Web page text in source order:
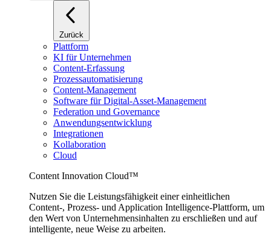
Zurück
Plattform
KI für Unternehmen
Content-Erfassung
Prozessautomatisierung
Content-Management
Software für Digital-Asset-Management
Federation und Governance
Anwendungsentwicklung
Integrationen
Kollaboration
Cloud
Content Innovation Cloud™
Nutzen Sie die Leistungsfähigkeit einer einheitlichen
Content-, Prozess- und Application Intelligence-Plattform, um
den Wert von Unternehmensinhalten zu erschließen und auf
intelligente, neue Weise zu arbeiten.